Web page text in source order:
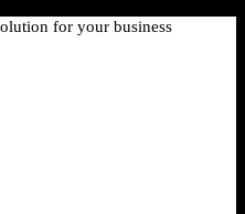
for your business